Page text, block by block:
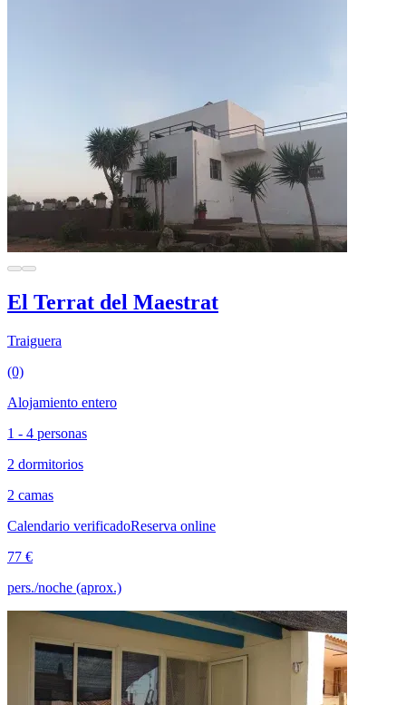
El Terrat del Maestrat
Traiguera
(0)
Alojamiento entero
1 - 4 personas
2 dormitorios
2 camas
Calendario verificadoReserva online
77 €
pers./noche (aprox.)